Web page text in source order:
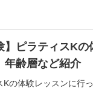
】ピラティスK
年齢層など紹介
Kの体験レッスンに行